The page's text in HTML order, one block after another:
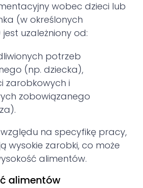
wobec dzieci lub
(w określonych
uzależniony od:
potrzeb
(np. dziecka),
zarobkowych i
zobowiązanego
na specyfikę pracy,
wysokie zarobki, co może
alimentów.
alimentów